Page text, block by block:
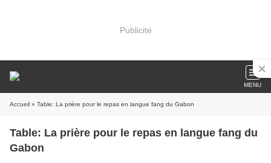
Publicité
MENU
Accueil » Table: La prière pour le repas en langue fang du Gabon
Table: La prière pour le repas en langue fang du
Gabon